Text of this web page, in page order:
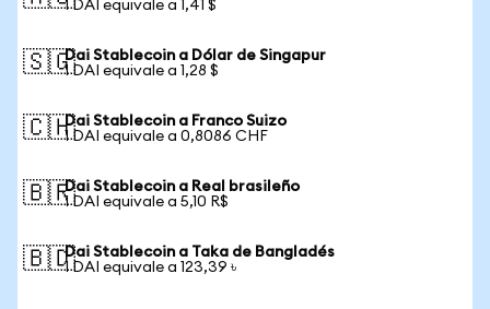
1 DAI equivale a 1,41 $
🇸🇬Dai Stablecoin a Dólar de Singapur
1 DAI equivale a 1,28 $
🇨🇭Dai Stablecoin a Franco Suizo
1 DAI equivale a 0,8086 CHF
🇧🇷Dai Stablecoin a Real brasileño
1 DAI equivale a 5,10 R$
🇧🇩Dai Stablecoin a Taka de Bangladés
1 DAI equivale a 123,39 ৳